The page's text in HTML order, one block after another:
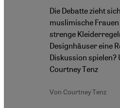
Die Debatte zieht
muslimische Frauen
strenge
Designhäuser eine
Diskussion spielen?
Courtney Tenz
Von Courtney Tenz